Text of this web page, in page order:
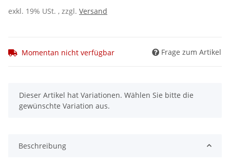
exkl. 19% USt. , zzgl. Versand
Momentan nicht verfügbar Frage zum Artikel
x
Dieser Artikel hat Variationen. Wählen Sie bitte die
gewünschte Variation aus.
Beschreibung